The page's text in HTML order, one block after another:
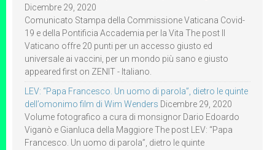
Dicembre 29, 2020
Comunicato Stampa della Commissione Vaticana Covid-
19 e della Pontificia Accademia per la Vita The post Il
Vaticano offre 20 punti per un accesso giusto ed
universale ai vaccini, per un mondo più sano e giusto
appeared first on ZENIT - Italiano.
LEV: “Papa Francesco. Un uomo di parola”, dietro le quinte
dell’omonimo film di Wim Wenders Dicembre 29, 2020
Volume fotografico a cura di monsignor Dario Edoardo
Viganò e Gianluca della Maggiore The post LEV: “Papa
Francesco. Un uomo di parola”, dietro le quinte